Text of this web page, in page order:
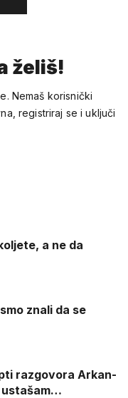
želiš!
Nemaš korisnički
registriraj se i uključi
a ne da
znali da se
razgovora Arkan-
ustašam…